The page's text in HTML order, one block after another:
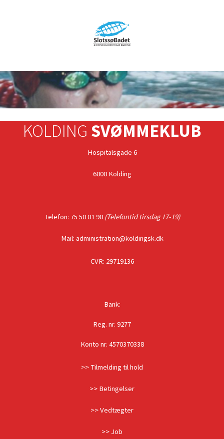
KOLDING SVØMMEKLUB
Hospitalsgade 6
6000 Kolding
Telefon: 75 50 01 90 (Telefontid tirsdag 17-19)
Mail: administration@koldingsk.dk
CVR: 29719136
Bank:
Reg. nr. 9277
Konto nr. 4570370338
>> Tilmelding til hold
>> Betingelser
>> Vedtægter
>> Job